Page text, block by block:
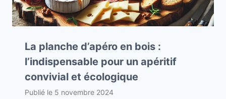
La planche d’apéro en bois :
l’indispensable pour un apéritif
convivial et écologique
Publié le 5 novembre 2024